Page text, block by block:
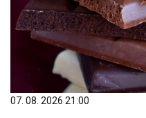
07. 08. 2026 21:00